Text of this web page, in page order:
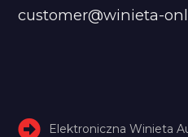
customer@winieta-
Elektroniczna Winieta